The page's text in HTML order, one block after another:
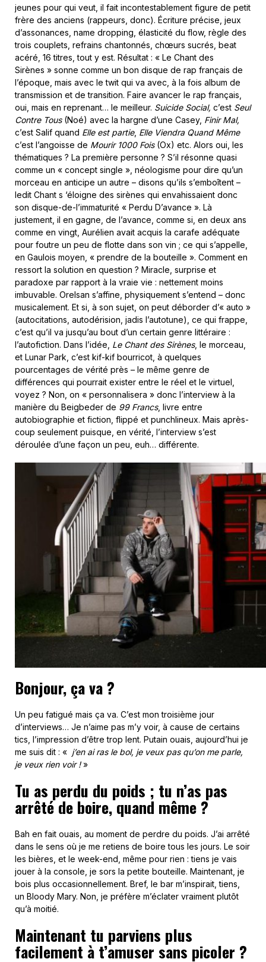
jeunes pour qui veut, il fait incontestablement figure de petit
frère des anciens (rappeurs, donc). Écriture précise, jeux
d’assonances, name dropping, élasticité du flow, règle des
trois couplets, refrains chantonnés, chœurs sucrés, beat
acéré, 16 titres, tout y est. Résultat : « Le Chant des
Sirènes » sonne comme un bon disque de rap français de
l’époque, mais avec le twit qui va avec, à la fois album de
transmission et de transition. Faire avancer le rap français,
oui, mais en reprenant… le meilleur. Suicide Social, c’est Seul
Contre Tous(Noé) avec la hargne d’une Casey, Finir Mal,
c’est Salif quand Elle est partie, Elle Viendra Quand Même
c’est l’angoisse de Mourir 1000 Fois(Ox) etc. Alors oui, les
thématiques ? La première personne ? S’il résonne quasi
comme un « concept single », néologisme pour dire qu’un
morceau en anticipe un autre – disons qu’ils s’emboîtent –
ledit Chant s ‘éloigne des sirènes qui envahissaient donc
son disque-de-l’immaturité « Perdu D’avance ». Là
justement, il en gagne, de l’avance, comme si, en deux ans
comme en vingt, Aurélien avait acquis la carafe adéquate
pour foutre un peu de flotte dans son vin ; ce qui s’appelle,
en Gaulois moyen, « prendre de la bouteille ». Comment en
ressort la solution en question ? Miracle, surprise et
paradoxe par rapport à la vraie vie : nettement moins
imbuvable. Orelsan s’affine, physiquement s’entend – donc
musicalement. Et si, à son sujet, on peut déborder d’« auto »
(autocitations, autodérision, jadis l’autotune), ce qui frappe,
c’est qu’il va jusqu’au bout d’un certain genre littéraire :
l’autofiction. Dans l’idée, Le Chant des Sirènes, le morceau,
et Lunar Park, c’est kif-kif bourricot, à quelques
pourcentages de vérité près – le même genre de
différences qui pourrait exister entre le réel et le virtuel,
voyez ? Non, on « personnalisera » donc l’interview à la
manière du Beigbeder de 99 Francs, livre entre
autobiographie et fiction, flippé et punchlineux. Mais après-
coup seulement puisque, en vérité, l’interview s’est
déroulée d’une façon un peu, euh… différente.
Bonjour, ça va ?
Un peu fatigué mais ça va. C’est mon troisième jour
d’interviews… Je n’aime pas m’y voir, à cause de certains
tics, l’impression d’être trop lent. Putain ouais, aujourd’hui je
me suis dit : « j’en ai ras le bol, je veux pas qu’on me parle,
je veux rien voir !»
Tu as perdu du poids ; tu n’as pas
arrêté de boire, quand même ?
Bah en fait ouais, au moment de perdre du poids. J’ai arrêté
dans le sens où je me retiens de boire tous les jours. Le soir
les bières, et le week-end, même pour rien : tiens je vais
jouer à la console, je sors la petite bouteille. Maintenant, je
bois plus occasionnellement. Bref, le bar m’inspirait, tiens,
un Bloody Mary. Non, je préfère m’éclater vraiment plutôt
qu’à moitié.
Maintenant tu parviens plus
facilement à t’amuser sans picoler ?